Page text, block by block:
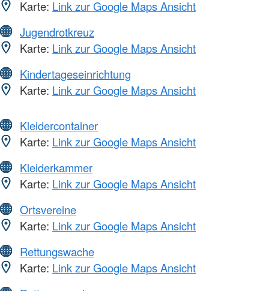
Karte: Link zur Google Maps Ansicht
Jugendrotkreuz
Karte: Link zur Google Maps Ansicht
Kindertageseinrichtung
Karte: Link zur Google Maps Ansicht
Kleidercontainer
Karte: Link zur Google Maps Ansicht
Kleiderkammer
Karte: Link zur Google Maps Ansicht
Ortsvereine
Karte: Link zur Google Maps Ansicht
Rettungswache
Karte: Link zur Google Maps Ansicht